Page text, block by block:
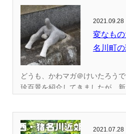
2021.09.28
変なも
名川町
どうも、かわマガ＠けいたろう
珍百景を紹介してきましたが、新
2021.07.28